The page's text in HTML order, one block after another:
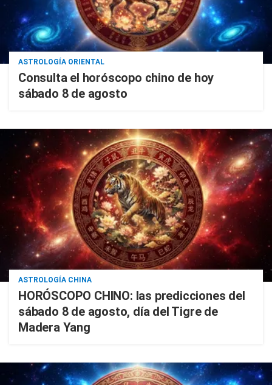
ASTROLOGÍA ORIENTAL
Consulta el horóscopo chino de hoy
sábado 8 de agosto
ASTROLOGÍA CHINA
HORÓSCOPO CHINO: las predicciones del
sábado 8 de agosto, día del Tigre de
Madera Yang